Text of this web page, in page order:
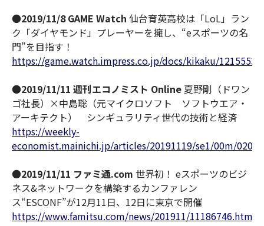
●2019/11/8 GAME Watch 仙台育英高校は「LoL」ラン
ク「ダイヤモンド」プレーヤーを擁し、“eスポーツの名
門”を目指す！
https://game.watch.impress.co.jp/docs/kikaku/
●2019/11/11 週刊エコノミスト Online 夏野剛（ドワン
ゴ社長）×中島聡（元マイクロソフト ソフトウエア・
アーキテクト） シンギュラリティ世代の技術と経済
https://weekly-
economist.mainichi.jp/articles/20191119/se1/00m/020/
●2019/11/11 ファミ通.com 世界初！ eスポーツのビジ
ネス&ネットワークを構築するカンファレン
ス“ESCONF”が12月11日、12日に東京で開催
https://www.famitsu.com/news/201911/11186746.html